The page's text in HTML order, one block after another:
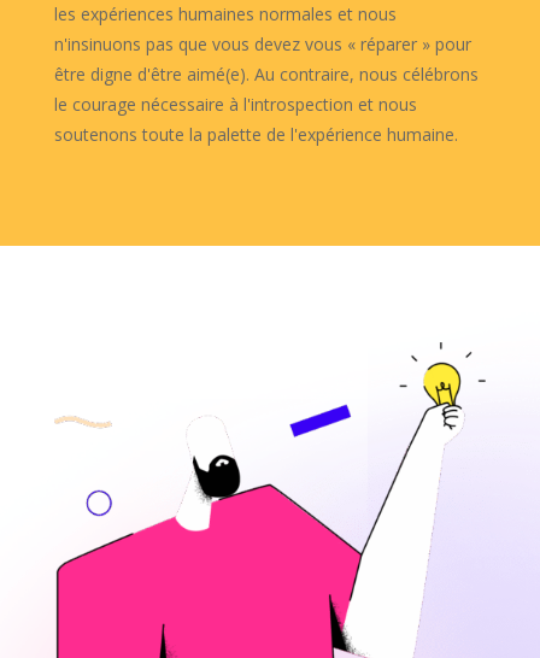
les expériences humaines normales et nous
n'insinuons pas que vous devez vous « réparer » pour
être digne d'être aimé(e). Au contraire, nous célébrons
le courage nécessaire à l'introspection et nous
soutenons toute la palette de l'expérience humaine.